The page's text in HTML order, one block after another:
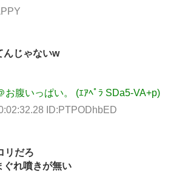
んじゃないw
お腹いっぱい。 (ｴｱﾍﾟﾗ SDa5-VA+p)
ID:PTPODhbED
リだろ
ぐれ噴きが無い